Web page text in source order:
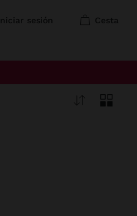
iniciar sesión cesta